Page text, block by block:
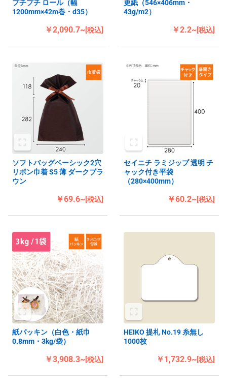
プチプチ ロール（幅
1200mm×42m巻・d35）
￥2,090.7~[税込]
更紙（546×406mm・
43g/m2）
￥2.2~[税込]
ソフトバッグベーシック2穴
リボン巾着 S5 薄 ダークブラ
ウン
￥69.6~[税込]
セイニチ ラミジップ 透明 チ
ャック付き平袋
（280×400mm）
￥60.2~[税込]
紙パッキン（白色・紙巾
0.8mm・3kg/袋）
￥3,908.3~[税込]
HEIKO 提札 No.19 糸無し
1000枚
￥1,732.9~[税込]